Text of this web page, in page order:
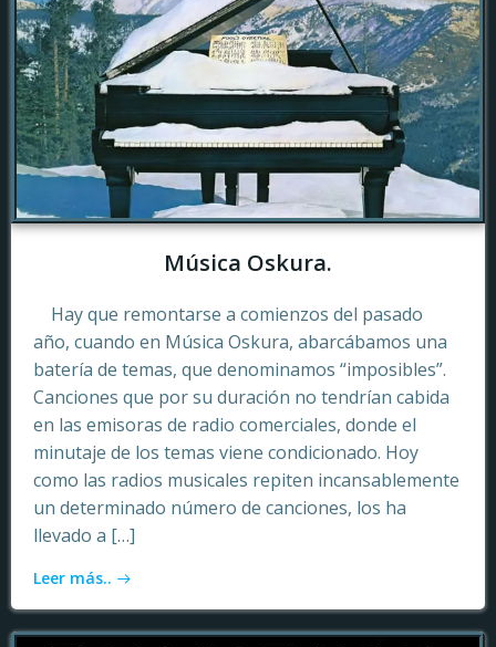
Música Oskura.
Hay que remontarse a comienzos del pasado
año, cuando en Música Oskura, abarcábamos una
batería de temas, que denominamos “imposibles”.
Canciones que por su duración no tendrían cabida
en las emisoras de radio comerciales, donde el
minutaje de los temas viene condicionado. Hoy
como las radios musicales repiten incansablemente
un determinado número de canciones, los ha
llevado a […]
Leer más..